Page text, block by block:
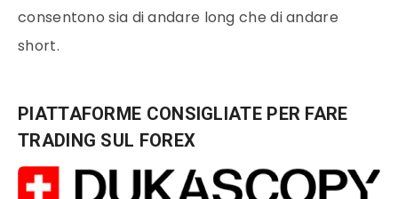
consentono sia di andare long che di andare
short.
PIATTAFORME CONSIGLIATE PER FARE
TRADING SUL FOREX